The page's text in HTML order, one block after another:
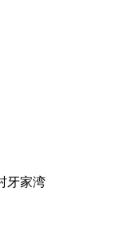
牙家湾